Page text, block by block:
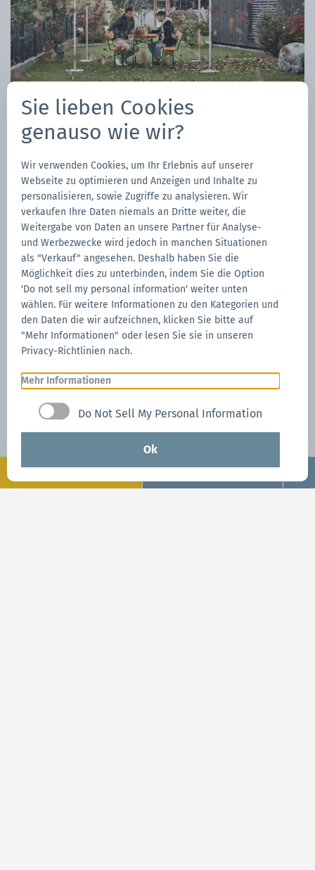
NEU: CARE
Versichern Sie Ihren Faltpavillon mit CARE und
CARE+, die Versicherungen von Mastertent, die Sie
bei Schäden durch höhere Gewalt geltend machen
können.
Alles über CARE
Sie lieben Cookies
genauso wie wir?
Wir verwenden Cookies, um Ihr Erlebnis auf unserer
Webseite zu optimieren und Anzeigen und Inhalte zu
personalisieren, sowie Zugriffe zu analysieren. Wir
verkaufen Ihre Daten niemals an Dritte weiter, die
Weitergabe von Daten an unsere Partner für Analyse-
und Werbezwecke wird jedoch in manchen Situationen
als "Verkauf" angesehen. Deshalb haben Sie die
Möglichkeit dies zu unterbinden, indem Sie die Option
'Do not sell my personal information' weiter unten
wählen. Für weitere Informationen zu den Kategorien und
den Daten die wir aufzeichnen, klicken Sie bitte auf
"Mehr Informationen" oder lesen Sie sie in unseren
Privacy-Richtlinien nach.
Mehr Informationen
Do Not Sell My Personal Information
Ok
Konfigurieren
Jetzt Anfragen